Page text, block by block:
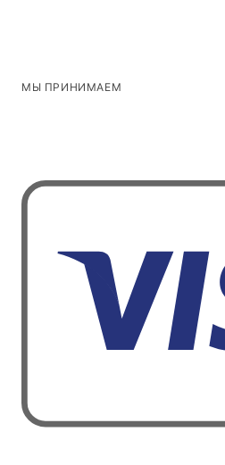
МЫ ПРИНИМАЕМ